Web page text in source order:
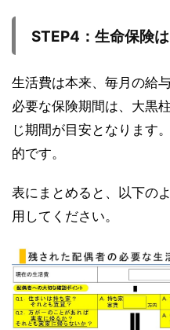
STEP4 ：生命保険
生活費は本来、毎月の給
必要な保険期間は、大黒
じ期間が目安となります
的です。
表にまとめると、以下の
用してください。